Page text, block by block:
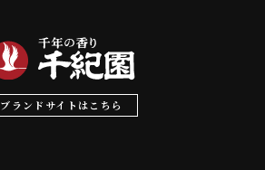
ブランドサイトはこちら